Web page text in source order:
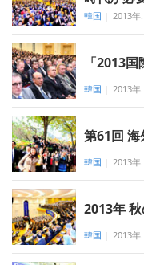
韓国 2013年
「2013
韓国 2013年
第61回 海
韓国 2013年
2013年 秋
韓国 2013年